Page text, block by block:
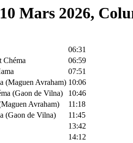
Mars 2026,
06:31
Chéma
06:59
07:51
(Maguen Avraham) 10:06
(Gaon de Vilna)
10:46
Avraham)
11:18
(Gaon de Vilna)
11:45
13:42
14:12